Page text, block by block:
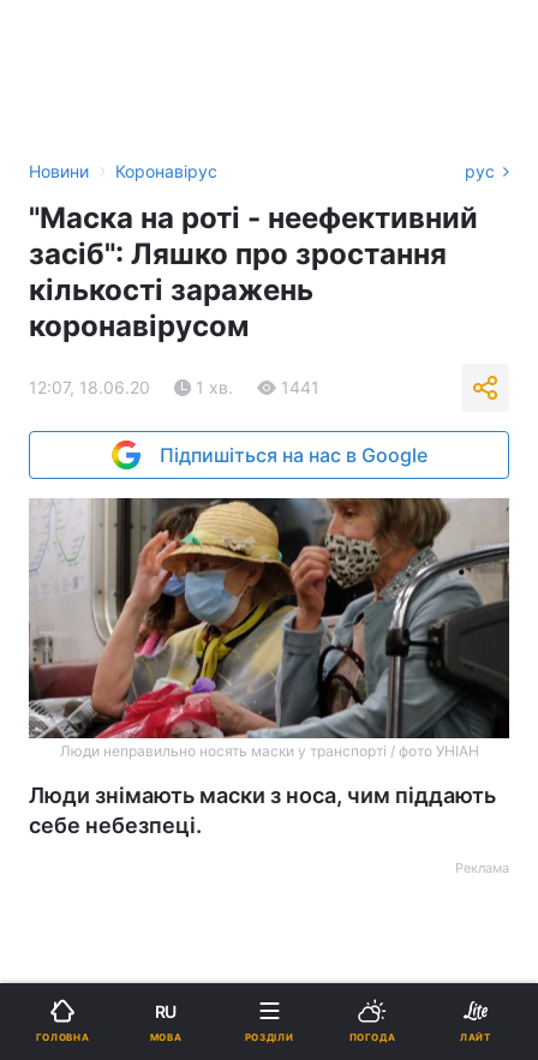
Новини › Коронавірус рус
"Маска на роті - неефективний
засіб": Ляшко про зростання
кількості заражень
коронавірусом
12:07, 18.06.20 1 хв. 1441
Підпишіться на нас в Google
Люди неправильно носять маски у транспорті / фото УНІАН
Люди знімають маски з носа, чим піддають
себе небезпеці.
Реклама
ГОЛОВНА
RU
МОВА РОЗДІЛИ ПОГОДА ЛАЙТ